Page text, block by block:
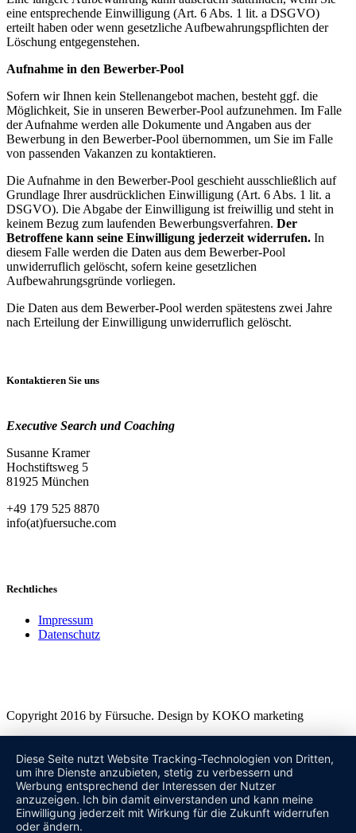
eine entsprechende Einwilligung (Art. 6 Abs. 1 lit. a DSGVO)
erteilt haben oder wenn gesetzliche Aufbewahrungspflichten der
Löschung entgegenstehen.
Aufnahme in den Bewerber-Pool
Sofern wir Ihnen kein Stellenangebot machen, besteht ggf. die
Möglichkeit, Sie in unseren Bewerber-Pool aufzunehmen. Im Falle
der Aufnahme werden alle Dokumente und Angaben aus der
Bewerbung in den Bewerber-Pool übernommen, um Sie im Falle
von passenden Vakanzen zu kontaktieren.
Die Aufnahme in den Bewerber-Pool geschieht ausschließlich auf
Grundlage Ihrer ausdrücklichen Einwilligung (Art. 6 Abs. 1 lit. a
DSGVO). Die Abgabe der Einwilligung ist freiwillig und steht in
keinem Bezug zum laufenden Bewerbungsverfahren. Der
Betroffene kann seine Einwilligung jederzeit widerrufen. In
diesem Falle werden die Daten aus dem Bewerber-Pool
unwiderruflich gelöscht, sofern keine gesetzlichen
Aufbewahrungsgründe vorliegen.
Die Daten aus dem Bewerber-Pool werden spätestens zwei Jahre
nach Erteilung der Einwilligung unwiderruflich gelöscht.
Kontaktieren Sie uns
Executive Search und Coaching
Susanne Kramer
Hochstiftsweg 5
81925 München
+49 179 525 8870
info(at)fuersuche.com
Rechtliches
Impressum
Datenschutz
Copyright 2016 by Fürsuche. Design by KOKO marketing
Diese Seite nutzt Website Tracking-Technologien von Dritten,
um ihre Dienste anzubieten, stetig zu verbessern und
Werbung entsprechend der Interessen der Nutzer
anzuzeigen. Ich bin damit einverstanden und kann meine
Einwilligung jederzeit mit Wirkung für die Zukunft widerrufen
oder ändern.